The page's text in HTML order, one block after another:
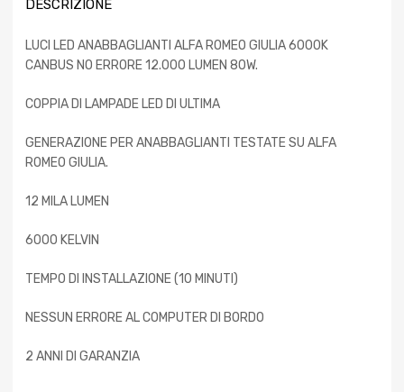
DESCRIZIONE
LUCI LED ANABBAGLIANTI ALFA ROMEO GIULIA 6000K
CANBUS NO ERRORE 12.000 LUMEN 80W.
COPPIA DI LAMPADE LED DI ULTIMA
GENERAZIONE PER ANABBAGLIANTI TESTATE SU ALFA
ROMEO GIULIA.
12 MILA LUMEN
6000 KELVIN
TEMPO DI INSTALLAZIONE (10 MINUTI)
NESSUN ERRORE AL COMPUTER DI BORDO
2 ANNI DI GARANZIA